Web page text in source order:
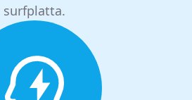
surfplatta.